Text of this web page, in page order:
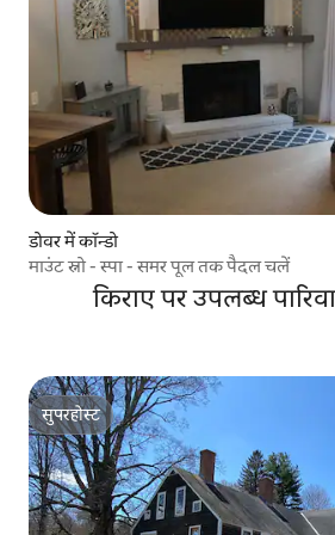
डोवर में कॉन्डो
माउंट स्नो - स्पा - समर पूल तक पैदल चलें
किराए पर उपलब्ध
सुपरहोस्ट
सुपरहोस्ट